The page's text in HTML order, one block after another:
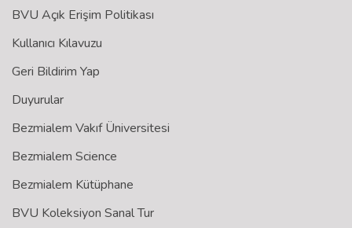
BVU Açık Erişim Politikası
Kullanıcı Kılavuzu
Geri Bildirim Yap
Duyurular
Bezmialem Vakıf Üniversitesi
Bezmialem Science
Bezmialem Kütüphane
BVU Koleksiyon Sanal Tur